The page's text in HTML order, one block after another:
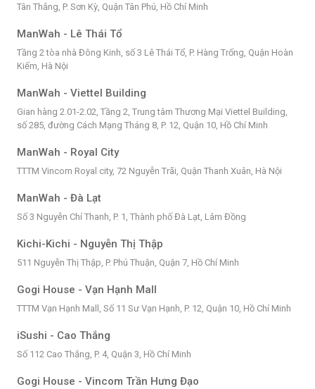
Tân Thắng, P. Sơn Kỳ, Quận Tân Phú, Hồ Chí Minh
ManWah - Lê Thái Tổ
Tầng 2 tòa nhà Đông Kinh, số 3 Lê Thái Tổ, P. Hàng Trống, Quận Hoàn
Kiếm, Hà Nội
ManWah - Viettel Building
Gian hàng 2.01-2.02, Tầng 2, Trung tâm Thương Mại Viettel Building,
số 285, đường Cách Mạng Tháng 8, P. 12, Quận 10, Hồ Chí Minh
ManWah - Royal City
TTTM Vincom Royal city, 72 Nguyễn Trãi, Quận Thanh Xuân, Hà Nội
ManWah - Đà Lạt
Số 3 Nguyễn Chí Thanh, P. 1, Thành phố Đà Lạt, Lâm Đồng
Kichi-Kichi - Nguyễn Thị Thập
511 Nguyễn Thị Thập, P. Phú Thuận, Quận 7, Hồ Chí Minh
Gogi House - Vạn Hạnh Mall
TTTM Vạn Hạnh Mall, Số 11 Sư Vạn Hạnh, P. 12, Quận 10, Hồ Chí Minh
iSushi - Cao Thắng
Số 112 Cao Thắng, P. 4, Quận 3, Hồ Chí Minh
Gogi House - Vincom Trần Hưng Đạo